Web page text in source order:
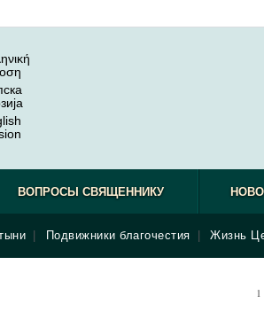
Подвижники благочестия Жизнь
ВОПРОСЫ СВЯЩЕННИКУ